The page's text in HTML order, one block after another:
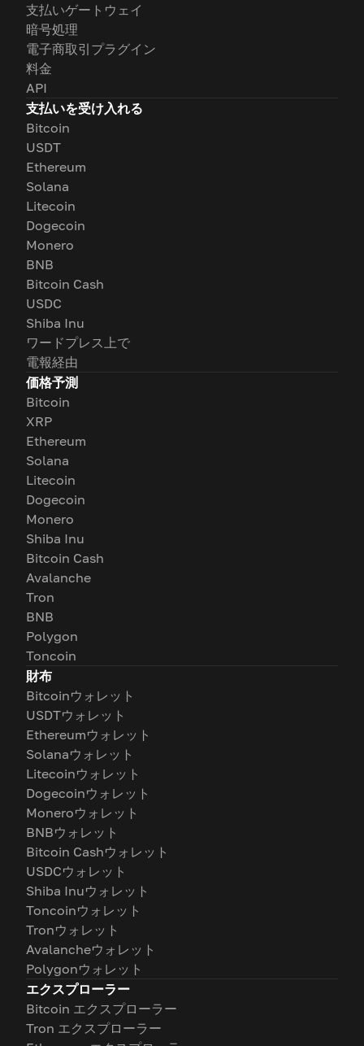
支払いゲートウェイ
暗号処理
電子商取引プラグイン
料金
API
支払いを受け入れる
Bitcoin
USDT
Ethereum
Solana
Litecoin
Dogecoin
Monero
BNB
Bitcoin Cash
USDC
Shiba Inu
ワードプレス上で
電報経由
価格予測
Bitcoin
XRP
Ethereum
Solana
Litecoin
Dogecoin
Monero
Shiba Inu
Bitcoin Cash
Avalanche
Tron
BNB
Polygon
Toncoin
財布
Bitcoinウォレット
USDTウォレット
Ethereumウォレット
Solanaウォレット
Litecoinウォレット
Dogecoinウォレット
Moneroウォレット
BNBウォレット
Bitcoin Cashウォレット
USDCウォレット
Shiba Inuウォレット
Toncoinウォレット
Tronウォレット
Avalancheウォレット
Polygonウォレット
エクスプローラー
Bitcoin エクスプローラー
Tron エクスプローラー